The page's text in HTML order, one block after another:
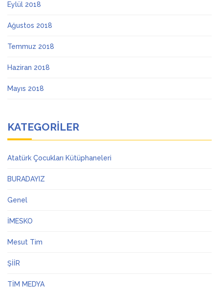
Eylül 2018
Ağustos 2018
Temmuz 2018
Haziran 2018
Mayıs 2018
KATEGORILER
Atatürk Çocukları Kütüphaneleri
BURADAYIZ
Genel
İMESKO
Mesut Tim
ŞİİR
TİM MEDYA